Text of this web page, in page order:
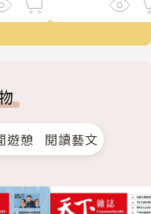
遊憩 閱讀藝文